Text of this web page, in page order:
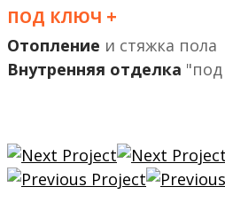
ПОД КЛЮЧ +
Отопление и стяжка пола
Внутренняя отделка